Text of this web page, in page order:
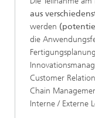
aus
werden
die
Customer
Chain
Interne / Externe